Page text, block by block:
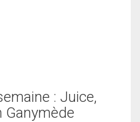
: Juice,